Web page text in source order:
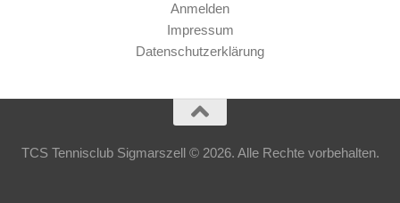
Anmelden
Impressum
Datenschutzerklärung
TCS Tennisclub Sigmarszell © 2026. Alle Rechte vorbehalten.